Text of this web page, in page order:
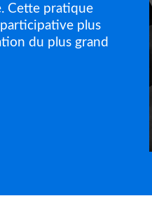
Cette pratique
plus
du plus grand